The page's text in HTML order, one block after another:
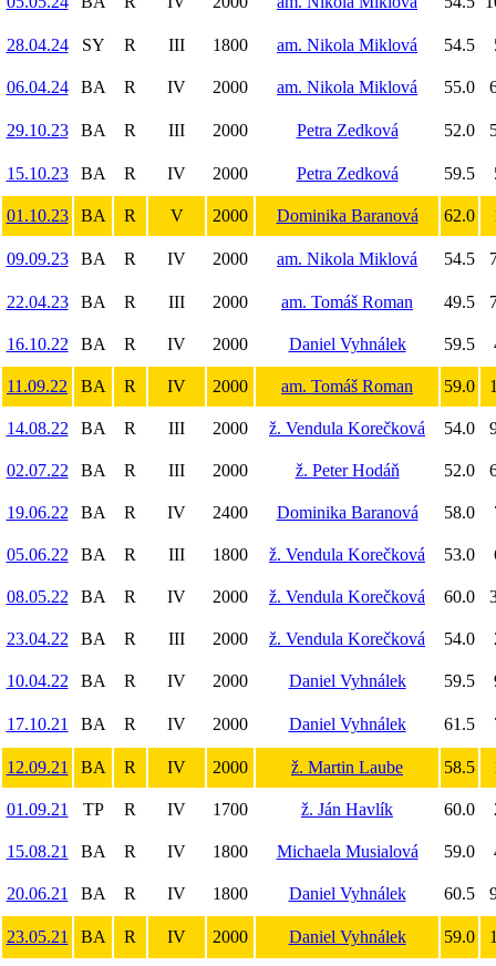
28.04.24 SY R III 1800 am. Nikola Miklová 54.5
06.04.24 BA R IV 2000 am. Nikola Miklová 55.0
29.10.23 BA R III 2000 Petra Zedková 52.0
15.10.23 BA R IV 2000 Petra Zedková 59.5
01.10.23 BA R V 2000 Dominika Baranová 62.0
09.09.23 BA R IV 2000 am. Nikola Miklová 54.5
22.04.23 BA R III 2000 am. Tomáš Roman 49.5
16.10.22 BA R IV 2000 Daniel Vyhnálek 59.5
11.09.22 BA R IV 2000 am. Tomáš Roman 59.0
14.08.22 BA R III 2000 ž. Vendula Korečková 54.0
02.07.22 BA R III 2000 ž. Peter Hodáň 52.0
19.06.22 BA R IV 2400 Dominika Baranová 58.0
05.06.22 BA R III 1800 ž. Vendula Korečková 53.0
08.05.22 BA R IV 2000 ž. Vendula Korečková 60.0
23.04.22 BA R III 2000 ž. Vendula Korečková 54.0
10.04.22 BA R IV 2000 Daniel Vyhnálek 59.5
17.10.21 BA R IV 2000 Daniel Vyhnálek 61.5
12.09.21 BA R IV 2000 ž. Martin Laube 58.5
01.09.21 TP R IV 1700 ž. Ján Havlík 60.0
15.08.21 BA R IV 1800 Michaela Musialová 59.0
20.06.21 BA R IV 1800 Daniel Vyhnálek 60.5
23.05.21 BA R IV 2000 Daniel Vyhnálek 59.0